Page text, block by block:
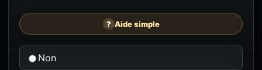
? Aide simple
Non